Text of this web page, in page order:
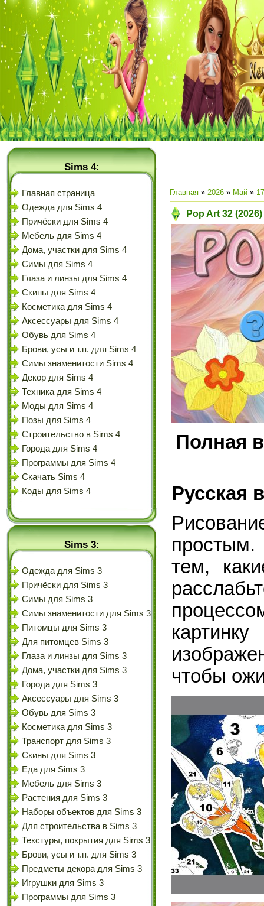
Sims 4:
Главная страница
Одежда для Sims 4
Причёски для Sims 4
Мебель для Sims 4
Дома, участки для Sims 4
Симы для Sims 4
Глаза и линзы для Sims 4
Скины для Sims 4
Косметика для Sims 4
Аксессуары для Sims 4
Обувь для Sims 4
Брови, усы и т.п. для Sims 4
Симы знаменитости Sims 4
Декор для Sims 4
Техника для Sims 4
Моды для Sims 4
Позы для Sims 4
Строительство в Sims 4
Города для Sims 4
Программы для Sims 4
Скачать Sims 4
Коды для Sims 4
Sims 3:
Одежда для Sims 3
Причёски для Sims 3
Симы для Sims 3
Симы знаменитости для Sims 3
Питомцы для Sims 3
Для питомцев Sims 3
Глаза и линзы для Sims 3
Дома, участки для Sims 3
Города для Sims 3
Аксессуары для Sims 3
Обувь для Sims 3
Косметика для Sims 3
Транспорт для Sims 3
Скины для Sims 3
Еда для Sims 3
Мебель для Sims 3
Растения для Sims 3
Наборы объектов для Sims 3
Для строительства в Sims 3
Текстуры, покрытия для Sims 3
Брови, усы и т.п. для Sims 3
Предметы декора для Sims 3
Игрушки для Sims 3
Программы для Sims 3
Главная » 2026 » Май » 17
Pop Art 32
Полная
Русская
простым.
тем,
чтобы